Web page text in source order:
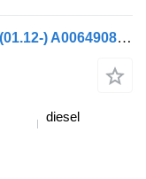
Pot d'échappement MB souffrance (01.12-) A0064908712 pour camion Mercedes-Benz Actros MP4 Antos Arocs (2012-)
diesel